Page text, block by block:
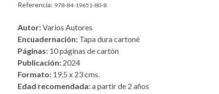
Referencia: 978-84-19651-80-8
Autor:Varios Autores
Encuadernación: Tapa dura cartoné
Páginas: 10 páginas de cartón
Publicación: 2024
Formato: 19,5 x 23 cms.
Edad recomendada:a partir de 2 años